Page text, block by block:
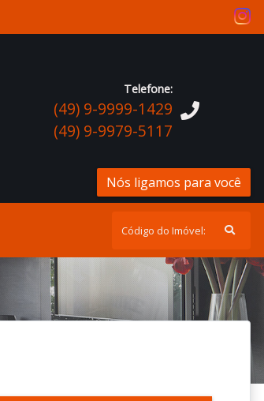
Telefone:
(49) 9-9999-1429
(49) 9-9979-5117
Nós ligamos para você